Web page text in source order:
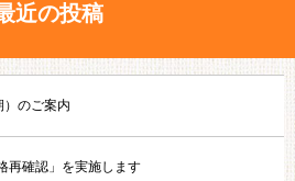
近の投稿
）のご案内
確認」を実施します